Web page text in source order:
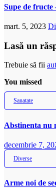
Supe de fructe
mart. 5, 2023
Lasă un
Trebuie să fii
You missed
Sanatate
Abstinenta nu
decembrie 7,
Diverse
Arme noi de